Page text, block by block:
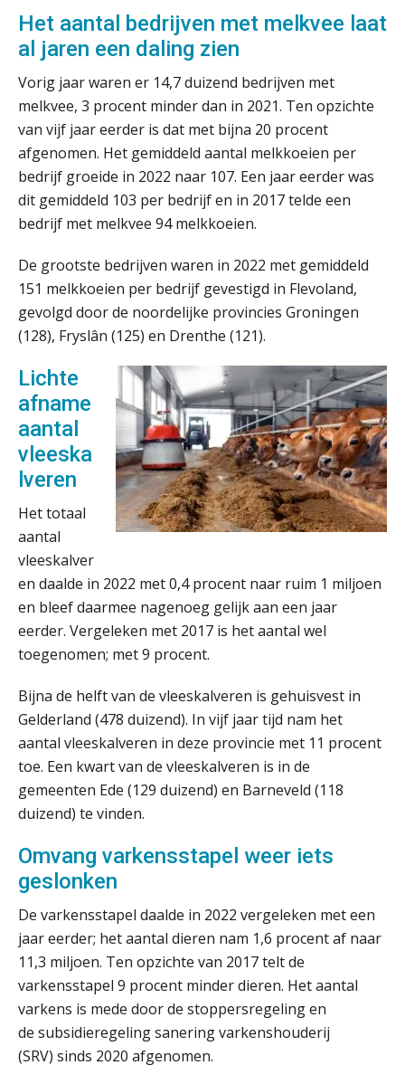
Het aantal bedrijven met melkvee laat
al jaren een daling zien
Vorig jaar waren er 14,7 duizend bedrijven met
melkvee, 3 procent minder dan in 2021. Ten opzichte
van vijf jaar eerder is dat met bijna 20 procent
afgenomen. Het gemiddeld aantal melkkoeien per
bedrijf groeide in 2022 naar 107. Een jaar eerder was
dit gemiddeld 103 per bedrijf en in 2017 telde een
bedrijf met melkvee 94 melkkoeien.
De grootste bedrijven waren in 2022 met gemiddeld
151 melkkoeien per bedrijf gevestigd in Flevoland,
gevolgd door de noordelijke provincies Groningen
(128), Fryslân (125) en Drenthe (121).
Lichte
afname
aantal
vleeska
lveren
Het totaal
aantal
vleeskalver
en daalde in 2022 met 0,4 procent naar ruim 1 miljoen
en bleef daarmee nagenoeg gelijk aan een jaar
eerder. Vergeleken met 2017 is het aantal wel
toegenomen; met 9 procent.
Bijna de helft van de vleeskalveren is gehuisvest in
Gelderland (478 duizend). In vijf jaar tijd nam het
aantal vleeskalveren in deze provincie met 11 procent
toe. Een kwart van de vleeskalveren is in de
gemeenten Ede (129 duizend) en Barneveld (118
duizend) te vinden.
Omvang varkensstapel weer iets
geslonken
De varkensstapel daalde in 2022 vergeleken met een
jaar eerder; het aantal dieren nam 1,6 procent af naar
11,3 miljoen. Ten opzichte van 2017 telt de
varkensstapel 9 procent minder dieren. Het aantal
varkens is mede door de stoppersregeling en
de subsidieregeling sanering varkenshouderij
(SRV) sinds 2020 afgenomen.
Eenvoudig bankrekeningen koppelen
met Twinfield, Exact Online en
Snelstart
Van Mook: “Met Minox Focus wil ik
groeien naar twee keer zoveel
klanten.”
Van losse vastlegging naar
aantoonbare grip op KYC en de Wwft
Woord & Daad: “Van wildgroei naar
een structuur die iedereen begrijpt”
Te veel tijd kwijt aan
factuurverwerking? Dit is hoe AI het
oplost
Uitspraak Hoge Raad: subsidie voor
tuchtrechtspraak advocatuur is
Informer Money genomineerd voor
Best FinTech Startup of the Year
België
Wwft-compliance in 2026: doen we
het beter dan vorig jaar?
ICT & AI | Volledig automatische
factuurverwerking: zo kom je er
boekhoudfouten
Blog | Aandachtspunten bij de
transitie in verband met de Wet
toekomst pensioenen voor de
werkgever
Verstoorde arbeidsrelatie als
ontslaggrond: zo begeleid je jouw
klant
Duizenden Nederlanders in de knel
Het functiegemak van de INT bij
adviezen over en aangiften van erf-
Zomer. Tijd om je loopbaan onder
de loep te nemen.
Q Home: DAC7-compliant opschalen
als verhuurplatform voor
5 signalen dat jouw relatiebeheer